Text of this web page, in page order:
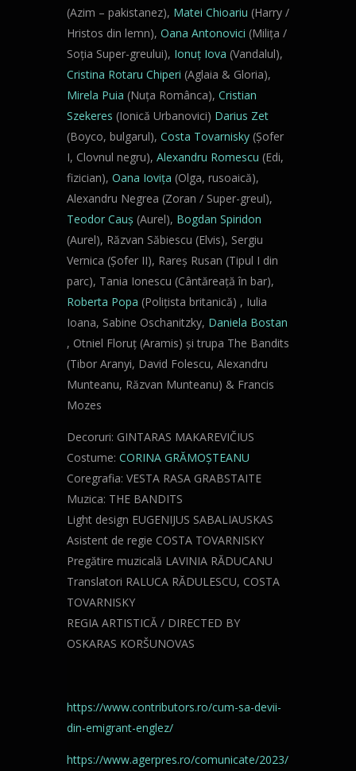
(Azim – pakistanez), Matei Chioariu (Harry /
Hristos din lemn), Oana Antonovici (Milița /
Soția Super-greului), Ionuț Iova (Vandalul),
Cristina Rotaru Chiperi (Aglaia & Gloria),
Mirela Puia (Nuța Românca), Cristian
Szekeres (Ionică Urbanovici) Darius Zet
(Boyco, bulgarul), Costa Tovarnisky (Șofer
I, Clovnul negru), Alexandru Romescu (Edi,
fizician), Oana Iovița (Olga, rusoaică),
Alexandru Negrea (Zoran / Super-greul),
Teodor Cauș (Aurel), Bogdan Spiridon
(Aurel), Răzvan Săbiescu (Elvis), Sergiu
Vernica (Șofer II), Rareș Rusan (Tipul I din
parc), Tania Ionescu (Cântăreață în bar),
Roberta Popa (Polițista britanică) , Iulia
Ioana, Sabine Oschanitzky, Daniela Bostan
, Otniel Floruț (Aramis) și trupa The Bandits
(Tibor Aranyi, David Folescu, Alexandru
Munteanu, Răzvan Munteanu) & Francis
Mozes
Decoruri: GINTARAS MAKAREVIČIUS
Costume: CORINA GRĂMOȘTEANU
Coregrafia: VESTA RASA GRABSTAITE
Muzica: THE BANDITS
Light design EUGENIJUS SABALIAUSKAS
Asistent de regie COSTA TOVARNISKY
Pregătire muzicală LAVINIA RĂDUCANU
Translatori RALUCA RĂDULESCU, COSTA
TOVARNISKY
REGIA ARTISTICĂ / DIRECTED BY
OSKARAS KORŠUNOVAS
https://www.contributors.ro/cum-sa-devii-
din-emigrant-englez/
https://www.agerpres.ro/comunicate/2023/